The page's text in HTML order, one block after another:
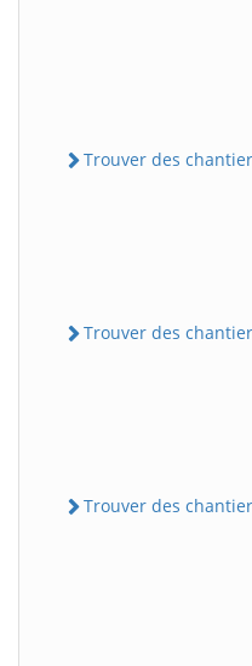
Trouver des
Trouver des
Trouver des